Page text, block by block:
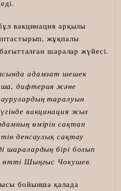
вакцинация арқылы
жұқпалы
шаралар жүйесі.
адамзат шешек
дифтерия және
таралуын
вакцинация жыл
өмірін сақтап
денсаулық сақтау
шаралардың бірі болып
өтті Шыңғыс Чокушев.
бойынша қалада